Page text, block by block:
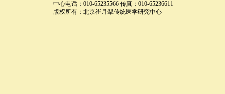
中心电话：010-65235566 传真：010-65236611
版权所有：北京崔月犁传统医学研究中心